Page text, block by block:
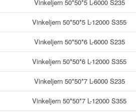
Vinkeljern 50*50*5 L-6000 S235
Vinkeljern 50*50*5 L-12000 S355
Vinkeljern 50*50*6 L-6000 S235
Vinkeljern 50*50*6 L-12000 S355
Vinkeljern 50*50*7 L-6000 S235
Vinkeljern 50*50*7 L-12000 S355